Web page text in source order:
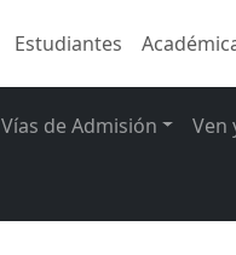
Estudiantes
Vías de Admisión Ven